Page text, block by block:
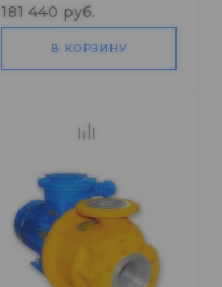
181 440 руб.
В КОРЗИНУ